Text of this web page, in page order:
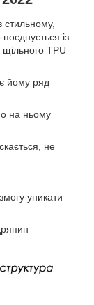
стильному,
із
TPU
йому ряд
на ньому
не
уникати